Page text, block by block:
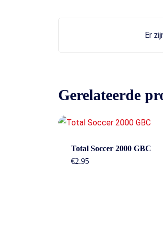
Er
Gerelateerde
Total Soccer 2000 GBC
€2.95